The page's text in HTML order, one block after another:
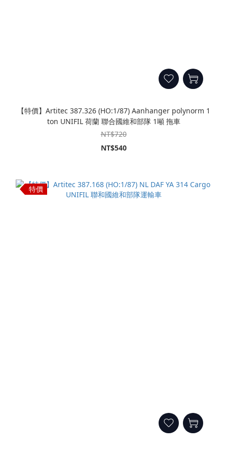
【特價】Artitec 387.326 (HO:1/87) Aanhanger polynorm 1
ton UNIFIL 荷蘭 聯合國維和部隊 1噸 拖車
NT$720
NT$540
特價